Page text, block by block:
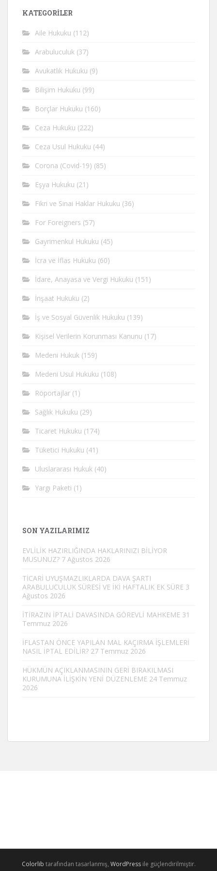
KATEGORİLER
Aile Hukuku (112)
Arabuluculuk (37)
Avukatlık Hukuku (9)
Bilişim Hukuku (99)
Borçlar Hukuku (160)
Ceza Hukuku (222)
Ceza Usul Hukuku (44)
Corona (Covid-19) (85)
Eşya Hukuku (21)
Fikri ve Sinai Haklar Hukuku (36)
For Foreigners (57)
Gayrimenkul Hukuku (45)
İcra ve İflas Hukuku (60)
İdare, Anayasa ve Vergi Hukuku (151)
İnşaat Hukuku (2)
İş ve Sosyal Güvenlik Hukuku (139)
Kişisel Verilerin Korunması Kanunu (17)
Medeni Hukuk (159)
Medeni Usul Hukuku (108)
Röportajlar (1)
Sağlık Hukuku (29)
Ticaret Hukuku (174)
Tüketici Hukuku (41)
Uluslararası Hukuk (40)
Yargı Paketi (1)
SON YAZILARIMIZ
EVLİLİK HAZIRLIĞINDA HAKLARINIZI BİLİYOR
MUSUNUZ? 7 Ağustos 2026
TİCARİ UYUŞMAZLIKLARDA DAVA ŞARTI
ARABULUCULUK SÜRESİ VE İKİ HAFTALIK EK SÜRE 3
Ağustos 2026
İTİRAZIN İPTALİ DAVASINDA GÖREVLİ MAHKEME 31
Temmuz 2026
İFLASTAN ÖNCE YAPILAN MAL KAÇIRMA İŞLEMLERİ
NASIL İPTAL EDİLİR? 27 Temmuz 2026
HÜKMÜN AÇIKLANMASININ GERİ BIRAKILMASI
KURUMUNA İLİŞKİN YENİ DÜZENLEME 24 Temmuz
2026
Colorlib tarafından tasarlanmış, WordPressile güçlendirilmiştir.